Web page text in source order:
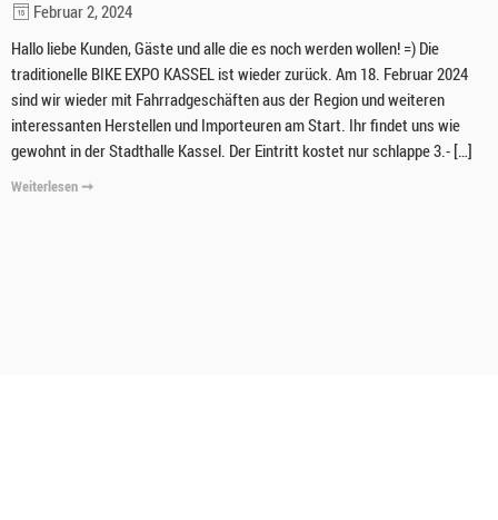
Februar 2, 2024
Hallo liebe Kunden, Gäste und alle die es noch werden wollen! =) Die
traditionelle BIKE EXPO KASSEL ist wieder zurück. Am 18. Februar 2024
sind wir wieder mit Fahrradgeschäften aus der Region und weiteren
interessanten Herstellen und Importeuren am Start. Ihr findet uns wie
gewohnt in der Stadthalle Kassel. Der Eintritt kostet nur schlappe 3.- […]
Weiterlesen ➞